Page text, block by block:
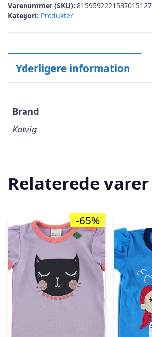
Varenummer (SKU): 8159592221537015127
Kategori: Produkter
Yderligere information
Brand
Katvig
Relaterede varer
-65%